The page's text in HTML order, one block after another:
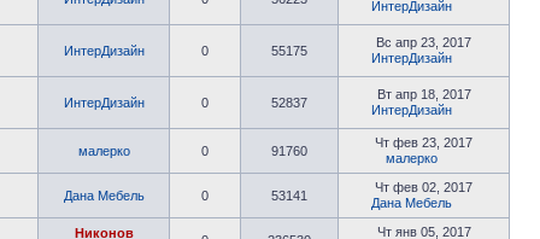
ИнтерДизайн
ИнтерДизайн 0 55175
Вс апр 23, 2017
ИнтерДизайн
ИнтерДизайн 0 52837
Вт апр 18, 2017
ИнтерДизайн
малерко 0 91760
Чт фев 23, 2017
малерко
Дана Мебель 0 53141
Чт фев 02, 2017
Дана Мебель
Никонов Чт янв 05, 2017